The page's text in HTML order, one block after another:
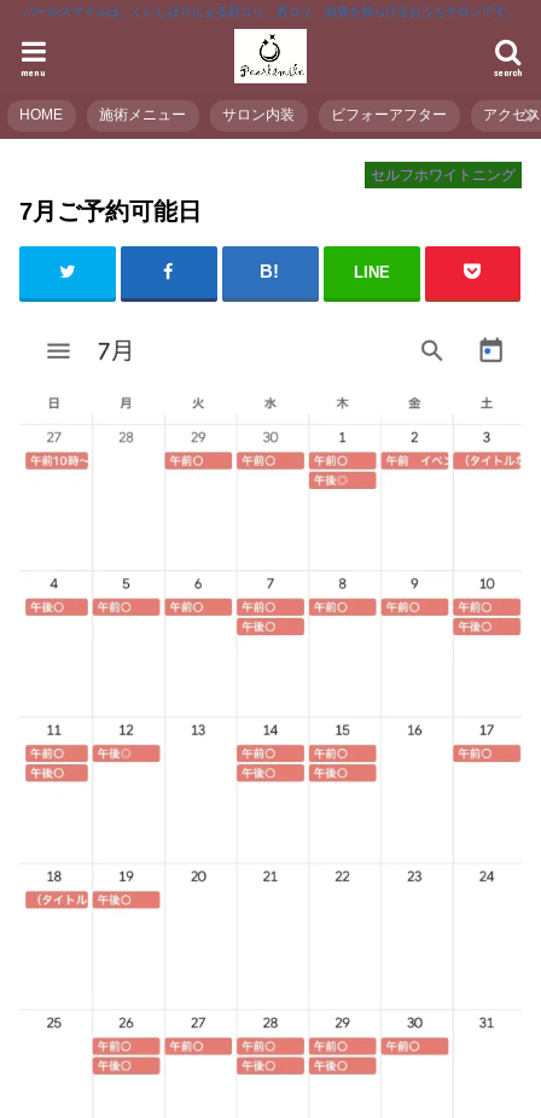
パールスマイルは、くいしばりによる顔コリ、首コリ、頭痛を和らげるおうちサロンです。
search
menu
HOME 施術メニュー サロン内装 ビフォーアフター アクセス
セルフホワイトニング
7月ご予約可能日
LINE